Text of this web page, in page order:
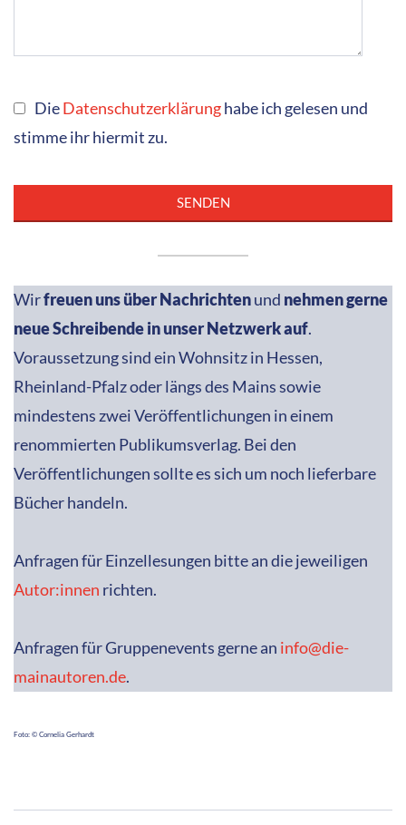
DieDatenschutzerklärunghabe ich gelesen und
stimme ihr hiermit zu.
Wirfreuen uns über Nachrichtenund nehmen gerne
neue Schreibende in unser Netzwerk auf.
Voraussetzung sind ein Wohnsitz in Hessen,
Rheinland-Pfalz oder längs des Mains sowie
mindestens zwei Veröffentlichungen in einem
renommierten Publikumsverlag. Bei den
Veröffentlichungen sollte es sich um noch lieferbare
Bücher handeln.
Anfragen für Einzellesungen bitte an die jeweiligen
Autor:innen richten.
Anfragen für Gruppenevents gerne an info@die-
mainautoren.de.
Foto: © Cornelia Gerhardt